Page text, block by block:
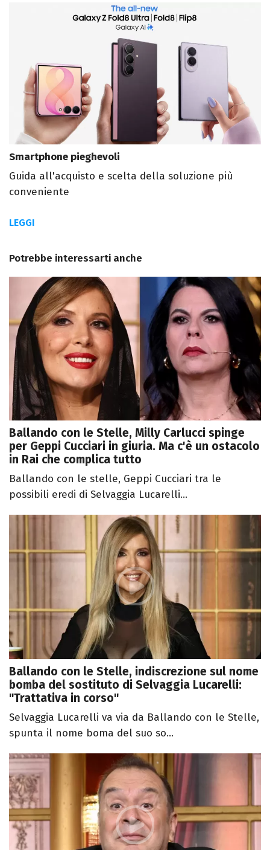
Smartphone pieghevoli
Guida all'acquisto e scelta della soluzione più
conveniente
LEGGI
Potrebbe interessarti anche
Ballando con le Stelle, Milly Carlucci spinge
per Geppi Cucciari in giuria. Ma c'è un ostacolo
in Rai che complica tutto
Ballando con le stelle, Geppi Cucciari tra le
possibili eredi di Selvaggia Lucarelli...
Ballando con le Stelle, indiscrezione sul nome
bomba del sostituto di Selvaggia Lucarelli:
"Trattativa in corso"
Selvaggia Lucarelli va via da Ballando con le Stelle,
spunta il nome boma del suo so...